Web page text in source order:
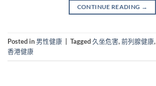
CONTINUE READING →
Posted in 男性健康 Tagged久坐危害,前列腺健康,
香港健康